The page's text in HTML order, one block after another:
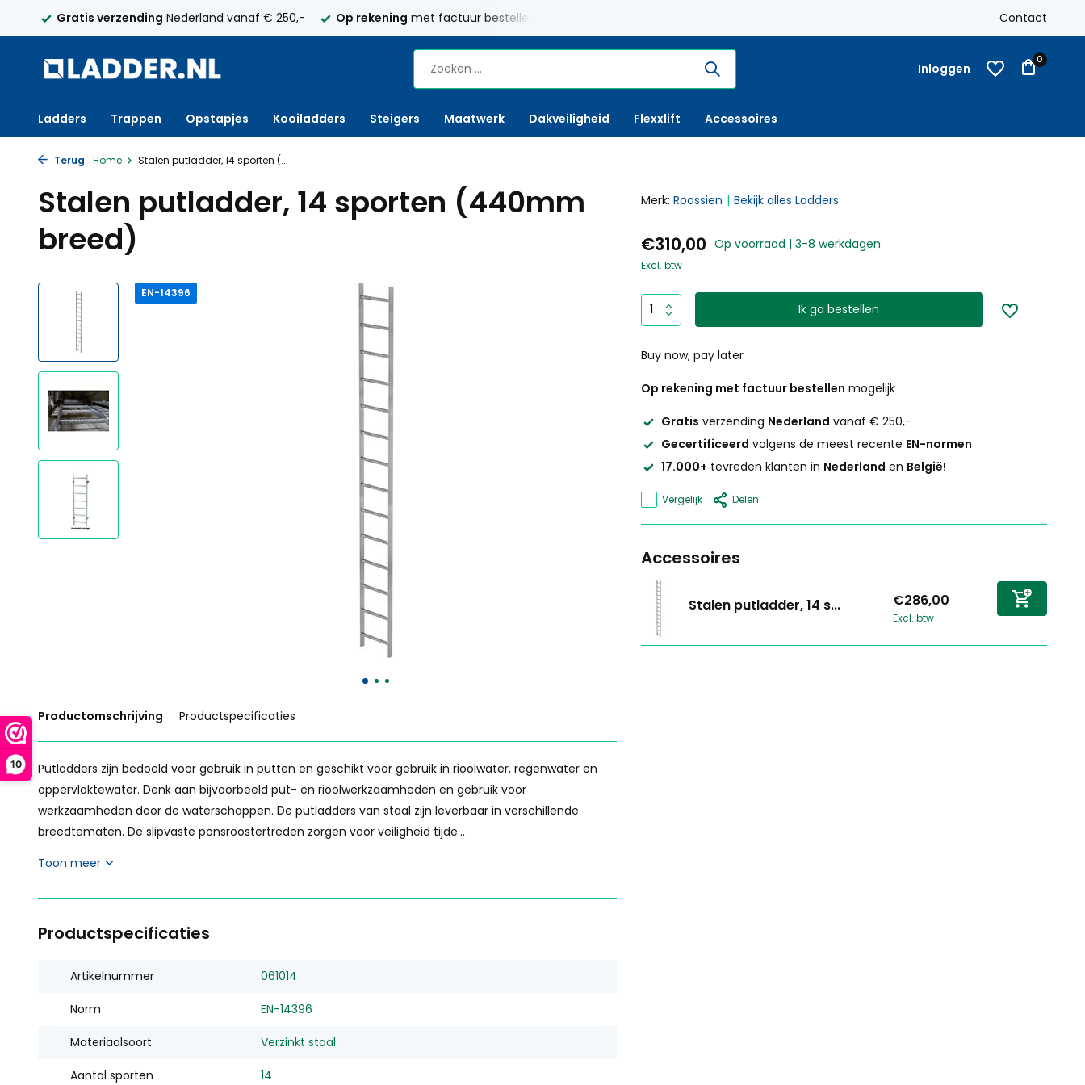
10
Gratis verzending Nederland vanaf € 250,- Op rekening met factuur bestellen mogelijk Nederland vanaf € 250,- Op
Contact
Inloggen
0
Ladders Trappen Opstapjes Kooiladders Steigers Maatwerk Dakveiligheid Flexxlift Accessoires
Terug Home Stalen putladder, 14 sporten (...
Stalen putladder, 14 sporten (440mm
breed)
EN-14396
Productomschrijving Productspecificaties
Putladders zijn bedoeld voor gebruik in putten en geschikt voor gebruik in rioolwater, regenwater en
oppervlaktewater. Denk aan bijvoorbeeld put- en rioolwerkzaamheden en gebruik voor
werkzaamheden door de waterschappen. De putladders van staal zijn leverbaar in verschillende
breedtematen. De slipvaste ponsroostertreden zorgen voor veiligheid tijde...
Toon meer
Productspecificaties
Artikelnummer 061014
Norm EN-14396
Materiaalsoort Verzinkt staal
Aantal sporten 14
Merk: Roossien Bekijk alles Ladders
€310,00 Op voorraad | 3-8 werkdagen
Excl. btw
Ik ga bestellen
Buy now, pay later
Op rekening met factuur bestellen mogelijk
Gratis verzending Nederland vanaf € 250,-
Gecertificeerd volgens de meest recente EN-normen
17.000+ tevreden klanten in Nederland en België!
Vergelijk Delen
Accessoires
Stalen putladder, 14 s... €286,00
Excl. btw